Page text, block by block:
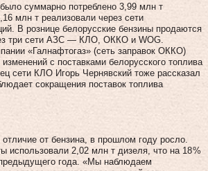
суммарно потреблено 3,99 млн т
млн т реализовали через сети
В рознице белорусские бензины продаются
три сети АЗС — КЛО, ОККО и WOG.
«Галнафтогаз» (сеть заправок ОККО)
с поставками белорусского топлива
сети КЛО Игорь Чернявский тоже рассказал
сокращения поставок топлива
от бензина, в прошлом году росло.
использовали 2,02 млн т дизеля, что на 18 %
года. «Мы наблюдаем